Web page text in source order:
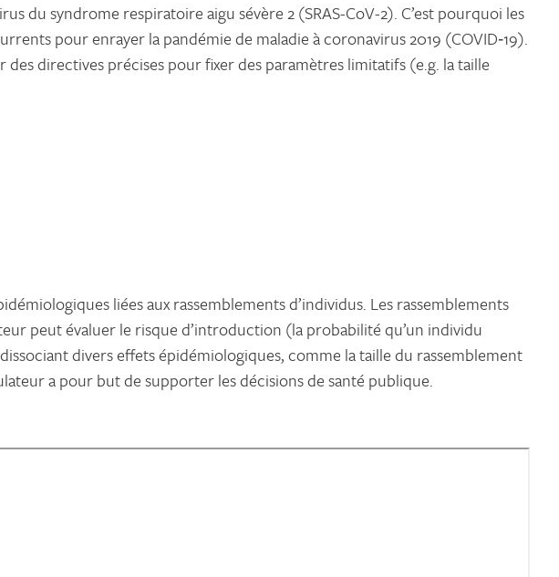
du syndrome respiratoire aigu sévère 2 (SRAS-CoV-2). C’est pourquoi les
pour enrayer la pandémie de maladie à coronavirus 2019 (COVID‑19).
directives précises pour fixer des paramètres limitatifs (e.g. la taille
liées aux rassemblements d’individus. Les rassemblements
peut évaluer le risque d’introduction (la probabilité qu’un individu
divers effets épidémiologiques, comme la taille du rassemblement
a pour but de supporter les décisions de santé publique.